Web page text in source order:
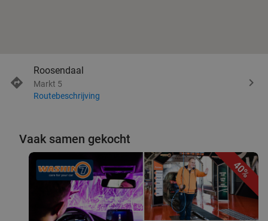
Roosendaal
Markt 5
Routebeschrijving
Vaak samen gekocht
40%